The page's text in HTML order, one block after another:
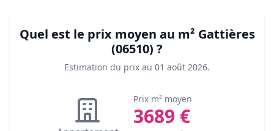
Quel est le prix moyen au m² Gattières
(06510) ?
Estimation du prix au 01 août 2026.
Prix m² moyen
3689 €